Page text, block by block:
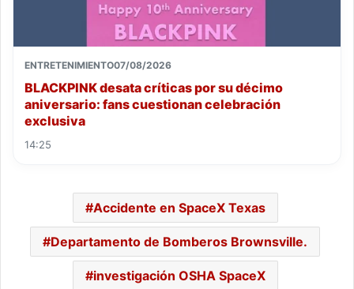
ENTRETENIMIENTO07/08/2026
BLACKPINK desata críticas por su décimo
aniversario: fans cuestionan celebración
exclusiva
14:25
Accidente en SpaceX Texas
Departamento de Bomberos Brownsville.
investigación OSHA SpaceX